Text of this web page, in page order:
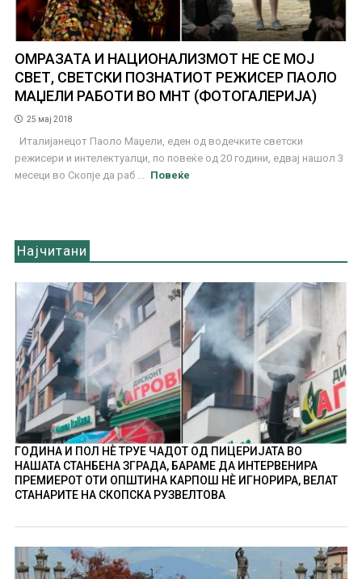
ОМРАЗАТА И НАЦИОНАЛИЗМОТ НЕ СЕ МОЈ
СВЕТ, СВЕТСКИ ПОЗНАТИОТ РЕЖИСЕР ПАОЛО
МАЏЕЛИ РАБОТИ ВО МНТ (ФОТОГАЛЕРИЈА)
25 мај 2018
Италијанецот Паоло Маџели, еден од водечките светски
режисери и интелектуалци, по повеќе од 20 години, едвај нашол 3
месеци во Скопје да раб ...
Повеќе
Најчитани
ГОДИНА И ПОЛ НÈ ТРУЕ ЧАДОТ ОД ПИЦЕРИЈАТА ВО
НАШАТА СТАНБЕНА ЗГРАДА, БАРАМЕ ДА ИНТЕРВЕНИРА
ПРЕМИЕРОТ ОТИ ОПШТИНА КАРПОШ НÈ ИГНОРИРА, ВЕЛАТ
СТАНАРИТЕ НА СКОПСКА РУЗВЕЛТОВА